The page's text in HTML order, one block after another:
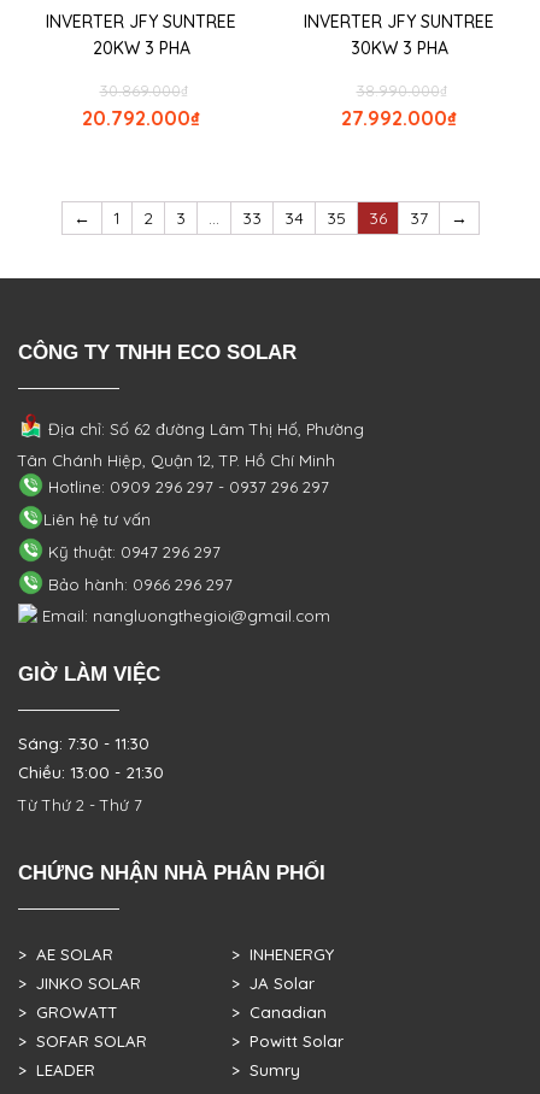
INVERTER JFY SUNTREE
20KW 3 PHA
₫
30.869.000
₫
20.792.000
INVERTER JFY SUNTREE
30KW 3 PHA
₫
38.990.000
₫
27.992.000
← 1 2 3 … 33 34 35 36 37 →
CÔNG TY TNHH ECO SOLAR
Địa chỉ: Số 62 đường Lâm Thị Hố, Phường
Tân Chánh Hiệp, Quận 12, TP. Hồ Chí Minh
Hotline: 0909 296 297 - 0937 296 297
Liên hệ tư vấn
Kỹ thuật: 0947 296 297
Bảo hành: 0966 296 297
Email: nangluongthegioi@gmail.com
GIỜ LÀM VIỆC
Sáng: 7:30 - 11:30
Chiều: 13:00 - 21:30
Từ Thứ 2 - Thứ 7
CHỨNG NHẬN NHÀ PHÂN PHỐI
> AE SOLAR
> JINKO SOLAR
> GROWATT
> SOFAR SOLAR
> LEADER
> INHENERGY
> JA Solar
> Canadian
> Powitt Solar
> Sumry